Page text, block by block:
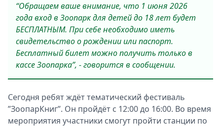
“Обращаем ваше внимание, что 1 июня 2026
года вход в Зоопарк для детей до 18 лет будет
БЕСПЛАТНЫМ. При себе необходимо иметь
свидетельство о рождении или паспорт.
Бесплатный билет можно получить только в
кассе Зоопарка”, - говорится в сообщении.
Сегодня ребят ждёт тематический фестиваль
”ЗоопарКниг”. Он пройдёт с 12:00 до 16:00. Во время
мероприятия участники смогут пройти станции по